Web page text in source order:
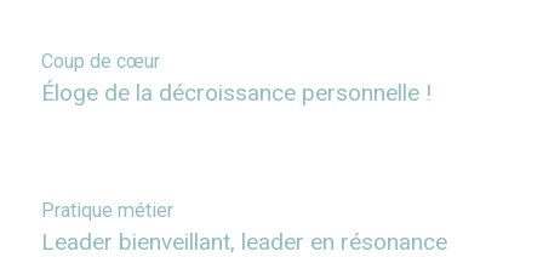
Coup de cœur
Éloge de la décroissance personnelle !
Pratique métier
Leader bienveillant, leader en résonance